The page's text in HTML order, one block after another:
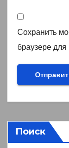
Сохранить
браузере
Поиск